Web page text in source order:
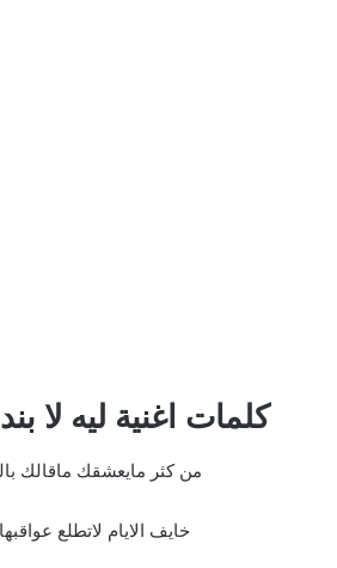
كلمات اغنية ليه لا
من كثر مايعشقك ماقالك
خايف الايام لاتطلع